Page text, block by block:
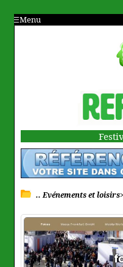
Menu
.. Evénements et